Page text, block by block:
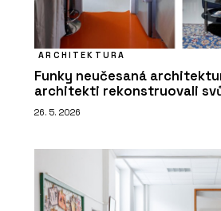
ARCHITEKTURA
Funky neučesaná
architekti rekonstruovali
26. 5. 2026